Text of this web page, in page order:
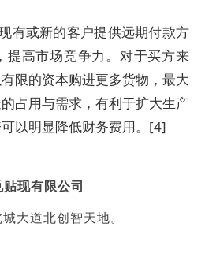
有或新的客户提供远期付款方
提高市场竞争力。对于买方来
限的资本购进更多货物，最大
占用与需求，有利于扩大生产
以明显降低财务费用。[4]
现有限公司
大道北创智天地。